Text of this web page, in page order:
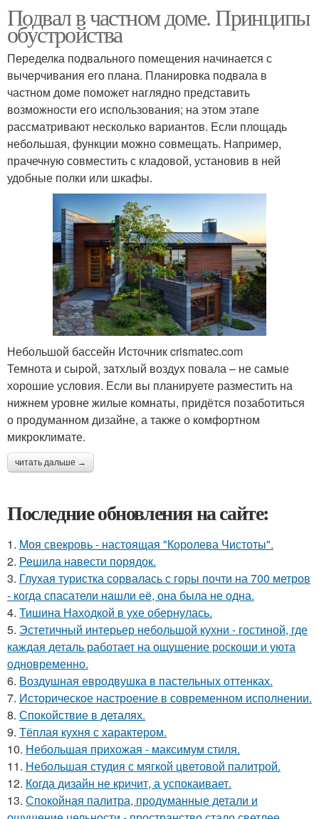
Подвал в частном доме. Принципы
обустройства
Переделка подвального помещения начинается с
вычерчивания его плана. Планировка подвала в
частном доме поможет наглядно представить
возможности его использования; на этом этапе
рассматривают несколько вариантов. Если площадь
небольшая, функции можно совмещать. Например,
прачечную совместить с кладовой, установив в ней
удобные полки или шкафы.
Небольшой бассейн Источник crismatec.com
Темнота и сырой, затхлый воздух повала – не самые
хорошие условия. Если вы планируете разместить на
нижнем уровне жилые комнаты, придётся позаботиться
о продуманном дизайне, а также о комфортном
микроклимате.
читать дальше →
Последние обновления на сайте:
1. Моя свекровь - настоящая "Королева Чистоты".
2. Решила навести порядок.
3. Глухая туристка сорвалась с горы почти на 700 метров
- когда спасатели нашли её, она была не одна.
4. Тишина Находкой в ухе обернулась.
5. Эстетичный интерьер небольшой кухни - гостиной, где
каждая деталь работает на ощущение роскоши и уюта
одновременно.
6. Воздушная евродвушка в пастельных оттенках.
7. Историческое настроение в современном исполнении.
8. Спокойствие в деталях.
9. Тёплая кухня с характером.
10. Небольшая прихожая - максимум стиля.
11. Небольшая студия с мягкой цветовой палитрой.
12. Когда дизайн не кричит, а успокаивает.
13. Спокойная палитра, продуманные детали и